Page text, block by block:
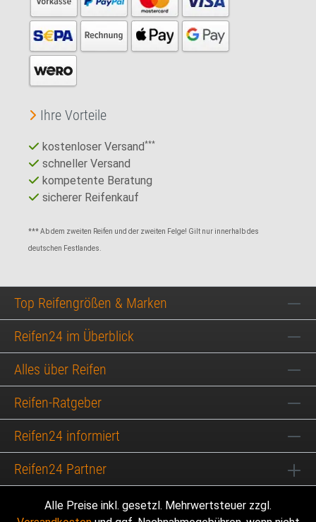
Ihre Vorteile
kostenloser Versand***
schneller Versand
kompetente Beratung
sicherer Reifenkauf
*** Ab dem zweiten Reifen und der zweiten Felge! Gilt nur innerhalb des
deutschen Festlandes.
Top Reifengrößen & Marken
Reifen24 im Überblick
Alles über Reifen
Reifen-Ratgeber
Reifen24 informiert
Reifen24 Partner
Alle Preise inkl. gesetzl. Mehrwertsteuer zzgl.